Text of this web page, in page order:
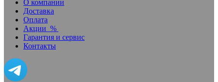
О компании
Доставка
Оплата
Акции %
Гарантия и сервис
Контакты